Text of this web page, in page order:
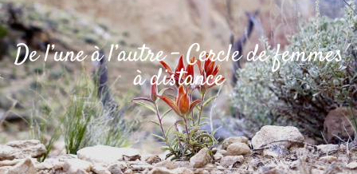
De l’une à l’autre – Cercle de femmes
à distance